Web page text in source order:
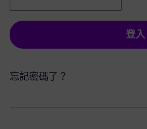
登入
忘記密碼了？